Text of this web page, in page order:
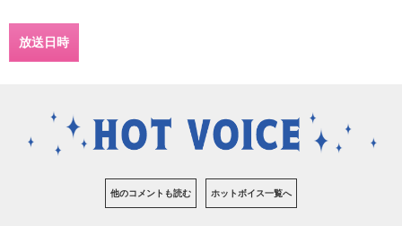
放送日時
他のコメントも読む ホットボイス一覧へ